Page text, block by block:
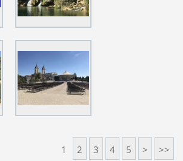
1 2 3 4 5 > >>